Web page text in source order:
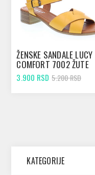
ŽENSKE SANDALE LUCY
COMFORT 7002 ŽUTE
3.900 RSD 5.200 RSD
KATEGORIJE